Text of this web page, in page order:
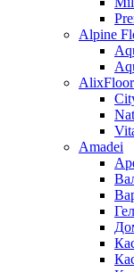
Alpine
AlixFloor
Amadei